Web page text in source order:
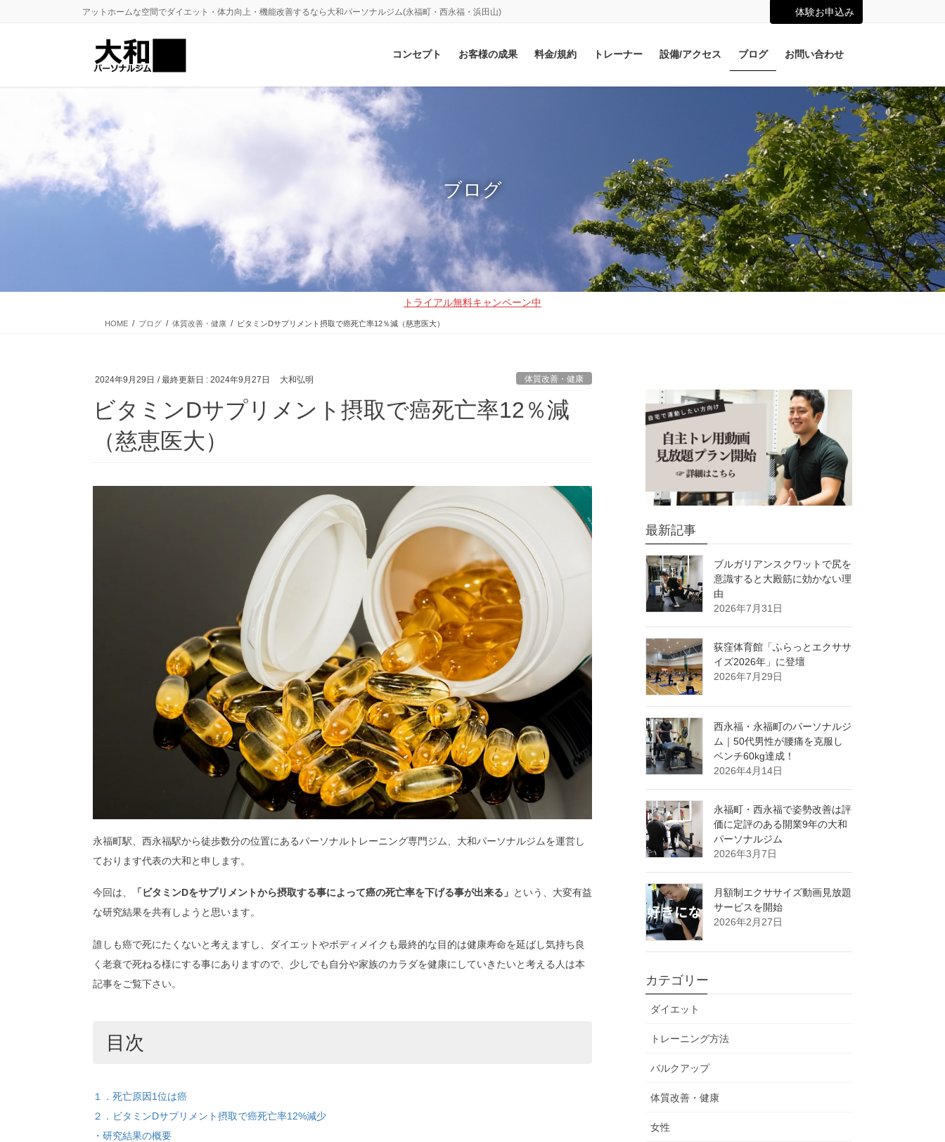
アットホームな空間でダイエット・体力向上・機能改善するなら大和パーソナルジム(永福町・西永福・浜田山) 体験お申込み
コンセプト お客様の成果 料金/規約 トレーナー 設備/アクセス ブログ お問い合わせ
ブログ
トライアル無料キャンペーン中
HOME ブログ 体質改善・健康 ビタミンDサプリメント摂取で癌死亡率12％減（慈恵医大）
2024年9月29日 / 最終更新日 : 2024年9月27日 大和弘明 体質改善・健康
ビタミンDサプリメント摂取で癌死亡率12％減
（慈恵医大）
永福町駅、西永福駅から徒歩数分の位置にあるパーソナルトレーニング専門ジム、大和パーソナルジムを運営し
ております代表の大和と申します。
今回は、 「ビタミンDをサプリメントから摂取する事によって癌の死亡率を下げる事が出来る」 という、大変有益
な研究結果を共有しようと思います。
誰しも癌で死にたくないと考えますし、ダイエットやボディメイクも最終的な目的は健康寿命を延ばし気持ち良
く老衰で死ねる様にする事にありますので、少しでも自分や家族のカラダを健康にしていきたいと考える人は本
記事をご覧下さい。
目次
１．死亡原因1位は癌
２．ビタミンDサプリメント摂取で癌死亡率12%減少
・研究結果の概要
最新記事
ブルガリアンスクワットで尻を
意識すると大殿筋に効かない理
由
2026年7月31日
荻窪体育館「ふらっとエクササ
イズ2026年」に登壇
2026年7月29日
西永福・永福町のパーソナルジ
ム｜50代男性が腰痛を克服し
ベンチ60kg達成！
2026年4月14日
永福町・西永福で姿勢改善は評
価に定評のある開業9年の大和
パーソナルジム
2026年3月7日
月額制エクササイズ動画見放題
サービスを開始
2026年2月27日
カテゴリー
ダイエット
トレーニング方法
バルクアップ
体質改善・健康
女性